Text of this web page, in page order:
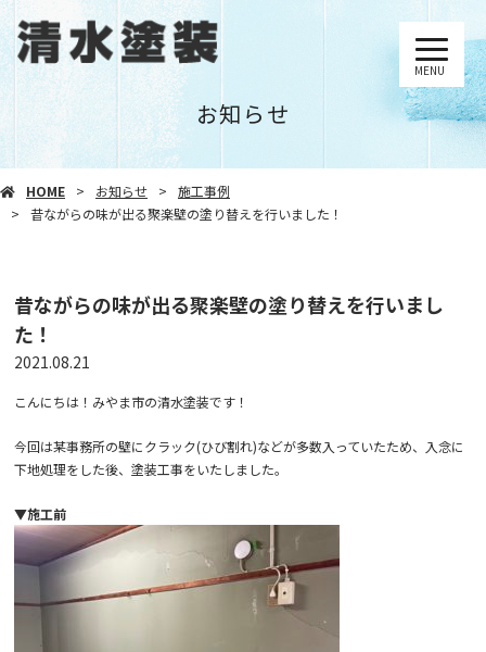
MENU
お知らせ
HOME お知らせ
施工事例
昔ながらの味が出る聚楽壁の塗り替えを行いました！
昔ながらの味が出る聚楽壁の塗り替えを行いまし
た！
2021.08.21
こんにちは！みやま市の清水塗装です！
今回は某事務所の壁にクラック(ひび割れ)などが多数入っていたため、入念に
下地処理をした後、塗装工事をいたしました。
▼施工前